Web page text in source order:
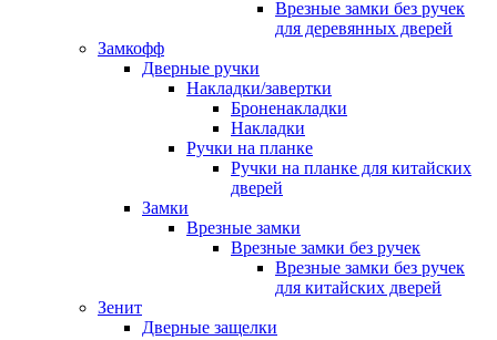
Врезные замки без ручек
для деревянных дверей
Замкофф
Дверные ручки
Накладки/завертки
Броненакладки
Накладки
Ручки на планке
Ручки на планке для китайских
дверей
Замки
Врезные замки
Врезные замки без ручек
Врезные замки без ручек
для китайских дверей
Зенит
Дверные защелки